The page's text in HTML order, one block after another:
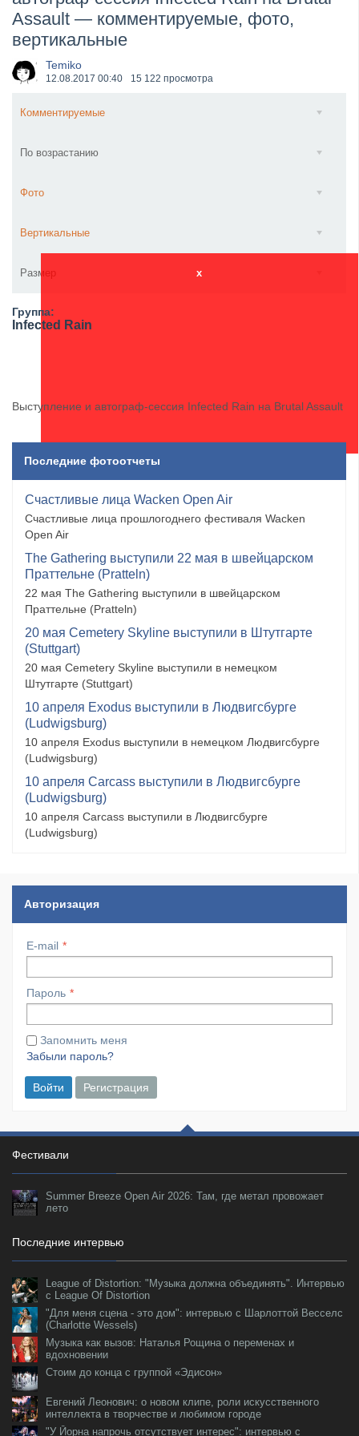
​Anthrax выпустили новый сингл и клип «Everybod...
Assault — комментируемые, фото,
вертикальные
Temiko
12.08.2017 00:40 15 122 просмотра
Комментируемые
По возрастанию
Фото
Вертикальные
Размер x
Группа:
Infected Rain
Выступление и автограф-сессия Infected Rain на Brutal Assault
Последние фотоотчеты
Счастливые лица Wacken Open Air
Счастливые лица прошлогоднего фестиваля Wacken
Open Air
The Gathering выступили 22 мая в швейцарском
Праттельне (Pratteln)
22 мая The Gathering выступили в швейцарском
Праттельне (Pratteln)
20 мая Cemetery Skyline выступили в Штутгарте
(Stuttgart)
20 мая Cemetery Skyline выступили в немецком
Штутгарте (Stuttgart)
10 апреля Exodus выступили в Людвигсбурге
(Ludwigsburg)
10 апреля Exodus выступили в немецком Людвигсбурге
(Ludwigsburg)
10 апреля Carcass выступили в Людвигсбурге
(Ludwigsburg)
10 апреля Carcass выступили в Людвигсбурге
(Ludwigsburg)
Авторизация
E-mail
Пароль
Запомнить меня
Забыли пароль?
Войти Регистрация
Фестивали
Summer Breeze Open Air 2026: Там, где метал провожает
лето
Последние интервью
League of Distortion: "Музыка должна объединять". Интервью
с League Of Distortion
"Для меня сцена - это дом": интервью с Шарлоттой Весселс
(Charlotte Wessels)
Музыка как вызов: Наталья Рощина о переменах и
вдохновении
Стоим до конца с группой «Эдисон»
Евгений Леонович: о новом клипе, роли искусственного
интеллекта в творчестве и любимом городе
"У Йорна напрочь отсутствует интерес": интервью с